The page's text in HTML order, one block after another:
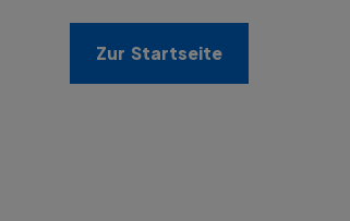
Zur Startseite